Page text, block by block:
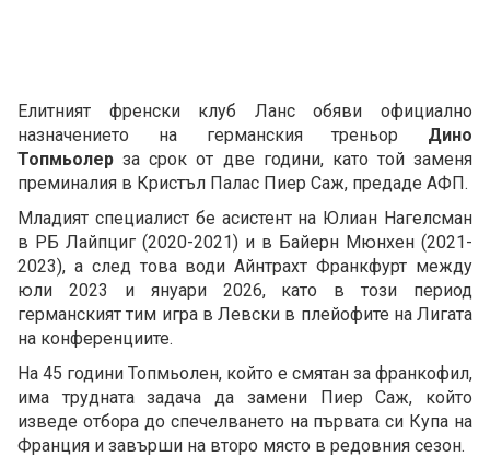
Елитният френски клуб Ланс обяви официално
назначението на германския треньор Дино
Топмьолер за срок от две години, като той заменя
преминалия в Кристъл Палас Пиер Саж, предаде АФП.
Младият специалист бе асистент на Юлиан Нагелсман
в РБ Лайпциг (2020-2021) и в Байерн Мюнхен (2021-
2023), а след това води Айнтрахт Франкфурт между
юли 2023 и януари 2026, като в този период
германският тим игра в Левски в плейофите на Лигата
на конференциите.
На 45 години Топмьолен, който е смятан за франкофил,
има трудната задача да замени Пиер Саж, който
изведе отбора до спечелването на първата си Купа на
Франция и завърши на второ място в редовния сезон.